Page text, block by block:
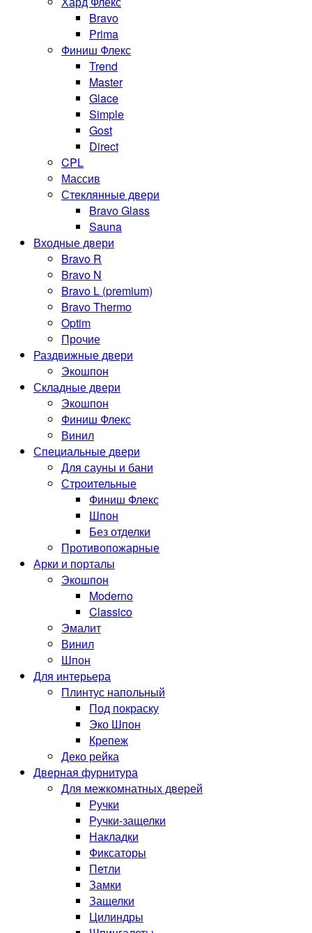
Bravo
Prima
Финиш Флекс
Trend
Master
Glace
Simple
Gost
Direct
CPL
Массив
Стеклянные двери
Bravo Glass
Sauna
Входные двери
Bravo R
Bravo N
Bravo L (premium)
Bravo Thermo
Optim
Прочие
Раздвижные двери
Экошпон
Складные двери
Экошпон
Финиш Флекс
Винил
Специальные двери
Для сауны и бани
Строительные
Финиш Флекс
Шпон
Без отделки
Противопожарные
Арки и порталы
Экошпон
Moderno
Classico
Эмалит
Винил
Шпон
Для интерьера
Плинтус напольный
Под покраску
Эко Шпон
Крепеж
Деко рейка
Дверная фурнитура
Для межкомнатных дверей
Ручки
Ручки-защелки
Накладки
Фиксаторы
Петли
Замки
Защелки
Цилиндры